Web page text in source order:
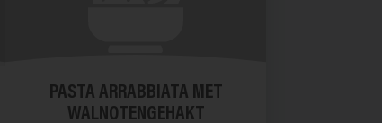
PASTA ARRABBIATA MET
WALNOTENGEHAKT